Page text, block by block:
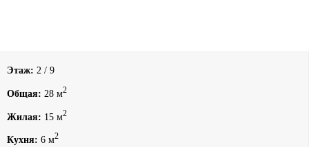
Этаж: 2 / 9
Общая: 28 м2
Жилая: 15 м2
Кухня: 6 м2